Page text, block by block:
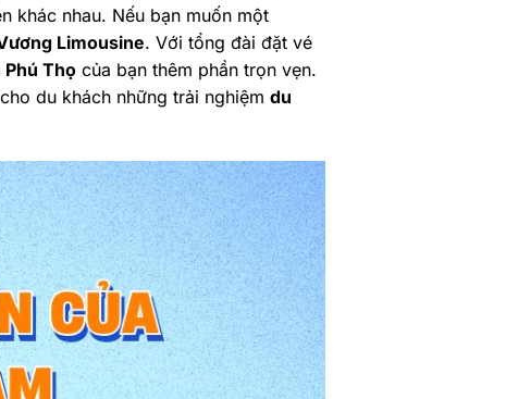
khác nhau. Nếu bạn muốn một
Limousine. Với tổng đài đặt vé
Phú Thọ của bạn thêm phần trọn vẹn.
du khách những trải nghiệmdu